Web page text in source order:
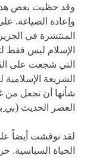
وقد حظيت بعض
وإعادة الصياغة.
المنتشرة في
الإسلام ليس فقط
التي شجعت على
الشريعة
شأنها أن تجعل من
العصر الحديث (بي
لقد نوقشت أيضاً
الحياة